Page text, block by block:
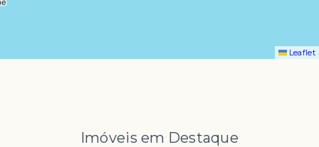
Leaflet
Imóveis em Destaque